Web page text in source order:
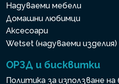
Надуваеми мебели
Домашни любимци
Аксесоари
Wetset (надуваеми изделия)
ОРЗД и бисквитки
Политика за използване